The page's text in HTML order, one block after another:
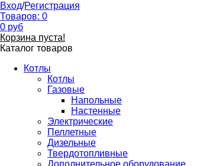
Вход/Регистрация
Товаров: 0
0 руб
Корзина пуста!
Каталог товаров
Котлы
Котлы
Газовые
Напольные
Настенные
Электрические
Пеллетные
Дизельные
Твердотопливные
Дополнительное оборудование